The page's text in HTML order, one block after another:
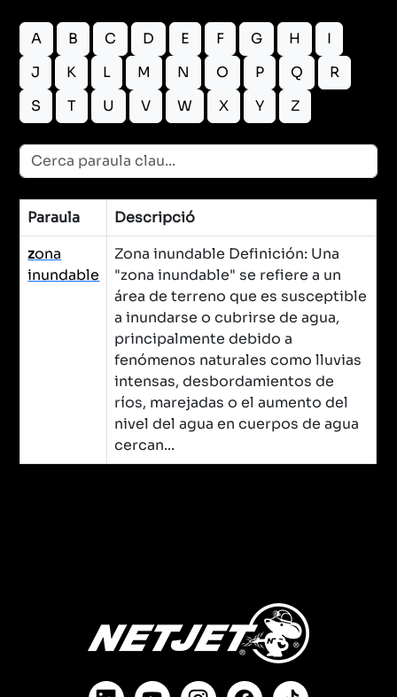
A B C D E F G H
I
J
K L M N O P Q
R
S
T U V W X Y Z
Paraula
Descripció
zona
inundable
Zona inundable Definición: Una
"zona inundable" se refiere a un
área de terreno que es susceptible
a inundarse o cubrirse de agua,
principalmente debido a
fenómenos naturales como lluvias
intensas, desbordamientos de
ríos, marejadas o el aumento del
nivel del agua en cuerpos de agua
cercan...